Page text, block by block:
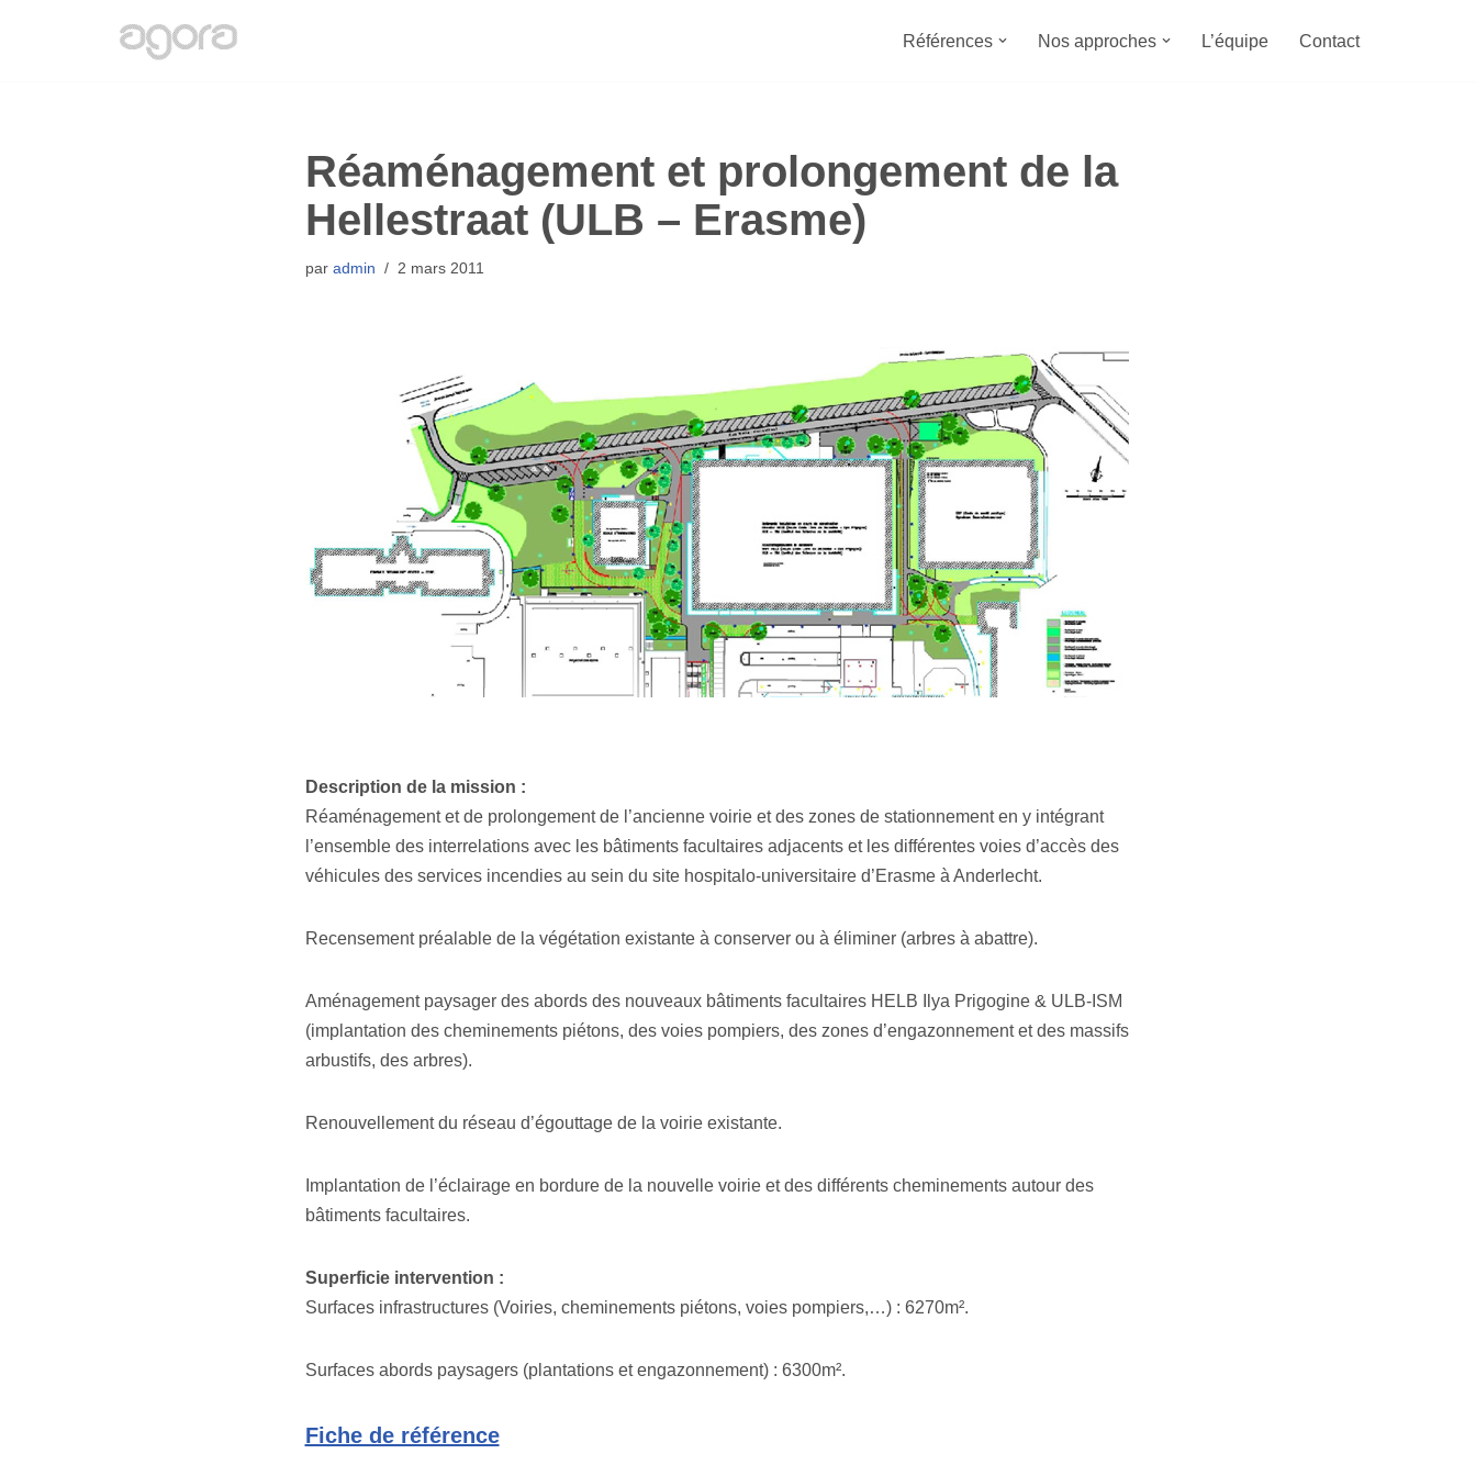
Références Nos approches L’équipe Contact
Réaménagement et prolongement de la
Hellestraat (ULB – Erasme)
par admin 2 mars 2011
Description de la mission :
Réaménagement et de prolongement de l’ancienne voirie et des zones de stationnement en y intégrant
l’ensemble des interrelations avec les bâtiments facultaires adjacents et les différentes voies d’accès des
véhicules des services incendies au sein du site hospitalo-universitaire d’Erasme à Anderlecht.
Recensement préalable de la végétation existante à conserver ou à éliminer (arbres à abattre).
Aménagement paysager des abords des nouveaux bâtiments facultaires HELB Ilya Prigogine & ULB-ISM
(implantation des cheminements piétons, des voies pompiers, des zones d’engazonnement et des massifs
arbustifs, des arbres).
Renouvellement du réseau d’égouttage de la voirie existante.
Implantation de l’éclairage en bordure de la nouvelle voirie et des différents cheminements autour des
bâtiments facultaires.
Superficie intervention :
Surfaces infrastructures (Voiries, cheminements piétons, voies pompiers,…) : 6270m².
Surfaces abords paysagers (plantations et engazonnement) : 6300m².
Fiche de référence